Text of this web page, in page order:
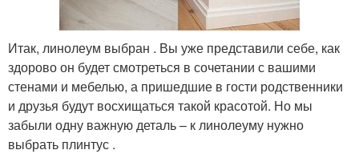
Итак, линолеум выбран . Вы уже представили себе, как
здорово он будет смотреться в сочетании с вашими
стенами и мебелью, а пришедшие в гости родственники
и друзья будут восхищаться такой красотой. Но мы
забыли одну важную деталь – к линолеуму нужно
выбрать плинтус .